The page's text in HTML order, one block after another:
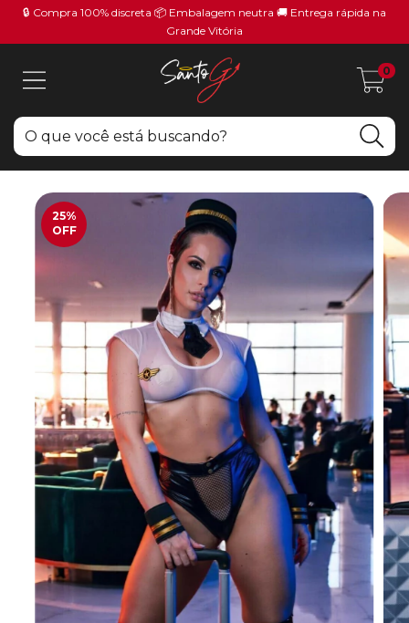
🔒 Compra 100% discreta 📦 Embalagem neutra 🚚 Entrega rápida na
Grande Vitória
0
25%
OFF